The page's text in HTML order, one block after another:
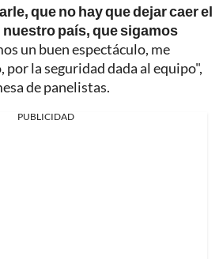
que no hay que dejar caer el
país, que sigamos
un buen espectáculo, me
la seguridad dada al equipo",
de panelistas.
PUBLICIDAD